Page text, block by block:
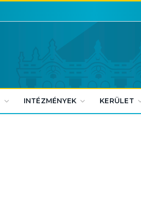
INTÉZMÉNYEK KERÜLET